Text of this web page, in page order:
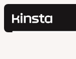
Kinsta®
Buscar